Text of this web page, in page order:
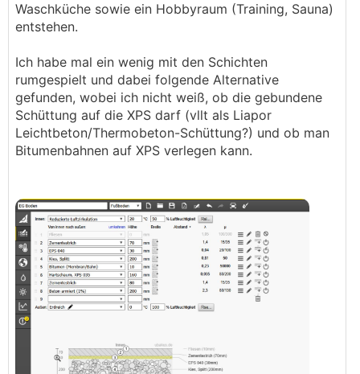
Waschküche sowie ein Hobbyraum (Training, Sauna)
entstehen.
Ich habe mal ein wenig mit den Schichten
rumgespielt und dabei folgende Alternative
gefunden, wobei ich nicht weiß, ob die gebundene
Schüttung auf die XPS darf (vllt als Liapor
Leichtbeton/Thermobeton-Schüttung?) und ob man
Bitumenbahnen auf XPS verlegen kann.